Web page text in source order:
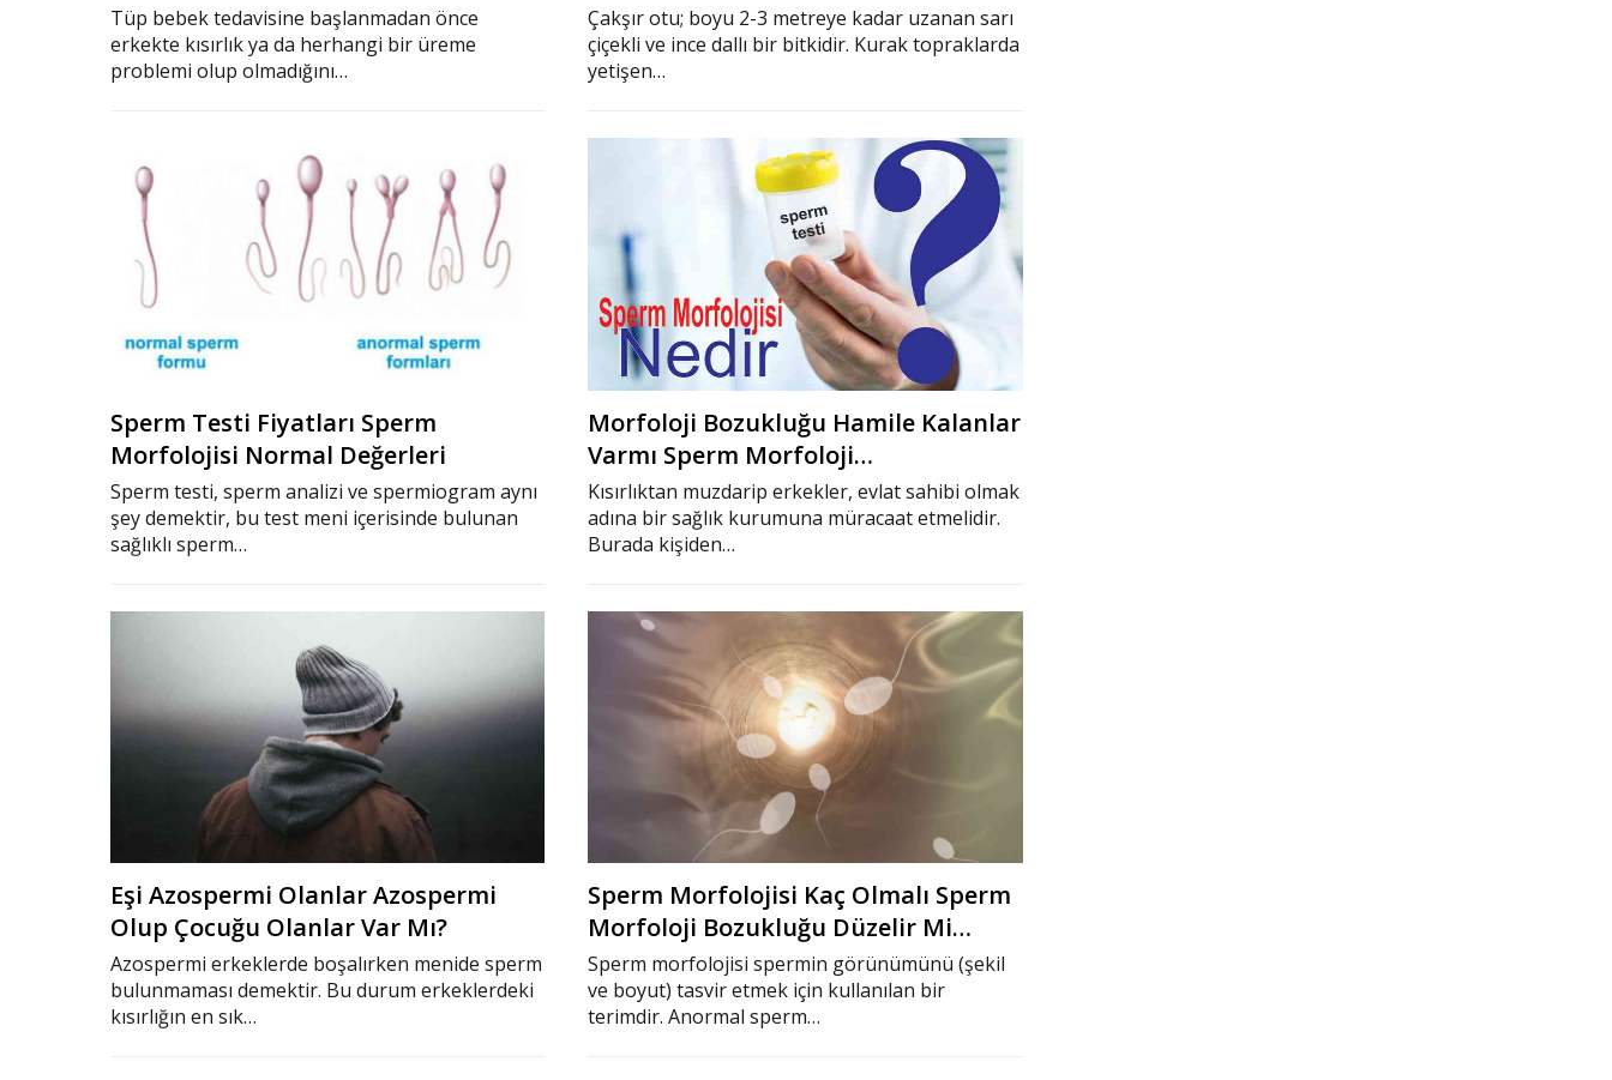
Tüp bebek tedavisine başlanmadan önce
erkekte kısırlık ya da herhangi bir üreme
problemi olup olmadığını…
Çakşır otu; boyu 2-3 metreye kadar uzanan sarı
çiçekli ve ince dallı bir bitkidir. Kurak topraklarda
yetişen…
Sperm Testi Fiyatları Sperm
Morfolojisi Normal Değerleri
Sperm testi, sperm analizi ve spermiogram aynı
şey demektir, bu test meni içerisinde bulunan
sağlıklı sperm…
Morfoloji Bozukluğu Hamile Kalanlar
Varmı Sperm Morfoloji…
Kısırlıktan muzdarip erkekler, evlat sahibi olmak
adına bir sağlık kurumuna müracaat etmelidir.
Burada kişiden…
Eşi Azospermi Olanlar Azospermi
Olup Çocuğu Olanlar Var Mı?
Azospermi erkeklerde boşalırken menide sperm
bulunmaması demektir. Bu durum erkeklerdeki
kısırlığın en sık…
Sperm Morfolojisi Kaç Olmalı Sperm
Morfoloji Bozukluğu Düzelir Mi…
Sperm morfolojisi spermin görünümünü (şekil
ve boyut) tasvir etmek için kullanılan bir
terimdir. Anormal sperm…